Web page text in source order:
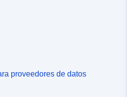
proveedores de datos